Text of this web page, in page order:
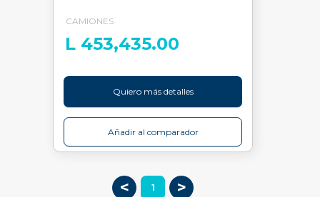
CAMIONES
L 453,435.00
Quiero más detalles
Añadir al comparador
< 1 >